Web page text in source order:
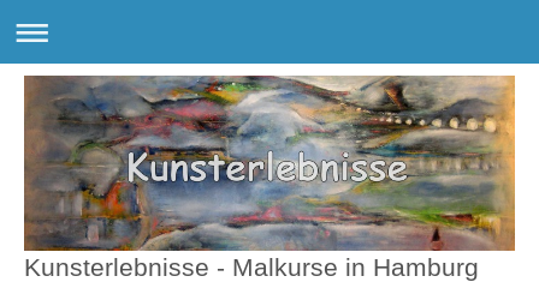
Kunsterlebnisse - Malkurse in Hamburg